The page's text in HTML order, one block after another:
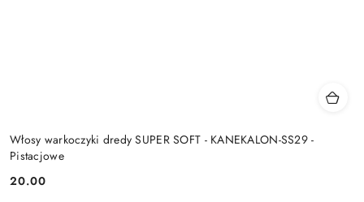
Włosy warkoczyki dredy SUPER SOFT - KANEKALON-SS29 -
Pistacjowe
Cena:
20.00